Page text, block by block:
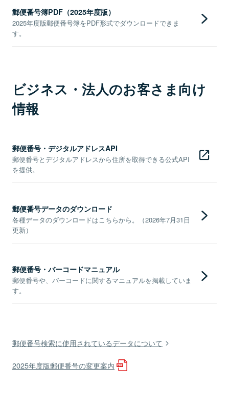
郵便番号簿PDF（2025年度版）
2025年度版郵便番号簿をPDF形式でダウンロードできま
す。
ビジネス・法人のお客さま向け
情報
郵便番号・デジタルアドレスAPI
郵便番号とデジタルアドレスから住所を取得できる公式API
を提供。
郵便番号データのダウンロード
各種データのダウンロードはこちらから。（2026年7月31日
更新）
郵便番号・バーコードマニュアル
郵便番号や、バーコードに関するマニュアルを掲載していま
す。
郵便番号検索に使用されているデータについて
2025年度版郵便番号の変更案内